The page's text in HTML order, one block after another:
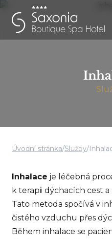
Úvodní stránka/Služby/
Inhalace je léčebná
k terapii dýchacích cest
Tato metoda spočívá v
čistého vzduchu přes
Během inhalace se